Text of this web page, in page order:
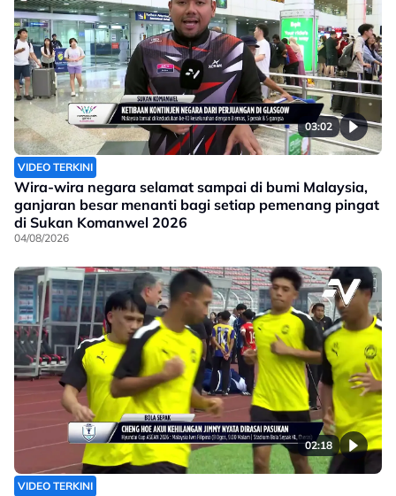
03:02
VIDEO TERKINI
Wira-wira negara selamat sampai di bumi Malaysia,
ganjaran besar menanti bagi setiap pemenang pingat
di Sukan Komanwel 2026
04/08/2026
02:18
VIDEO TERKINI